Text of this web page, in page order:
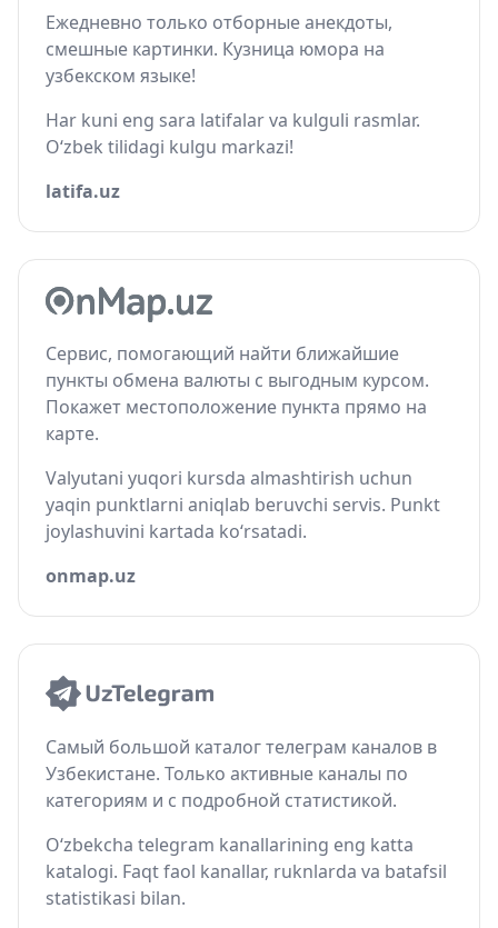
Ежедневно только отборные анекдоты,
смешные картинки. Кузница юмора на
узбекском языке!
Har kuni eng sara latifalar va kulguli rasmlar.
O‘zbek tilidagi kulgu markazi!
latifa.uz
Сервис, помогающий найти ближайшие
пункты обмена валюты с выгодным курсом.
Покажет местоположение пункта прямо на
карте.
Valyutani yuqori kursda almashtirish uchun
yaqin punktlarni aniqlab beruvchi servis. Punkt
joylashuvini kartada ko‘rsatadi.
onmap.uz
Самый большой каталог телеграм каналов в
Узбекистане. Только активные каналы по
категориям и с подробной статистикой.
O‘zbekcha telegram kanallarining eng katta
katalogi. Faqt faol kanallar, ruknlarda va batafsil
statistikasi bilan.